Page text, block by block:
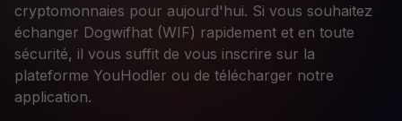
cryptomonnaies pour aujourd'hui. Si vous souhaitez
échanger Dogwifhat (WIF) rapidement et en toute
sécurité, il vous suffit de vous inscrire sur la
plateforme YouHodler ou de télécharger notre
application.